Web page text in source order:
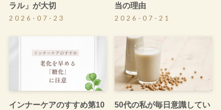
ラル」が大切
2026-07-23
当の理由
2026-07-21
インナーケアのすすめ第10
50代の私が毎日意識してい